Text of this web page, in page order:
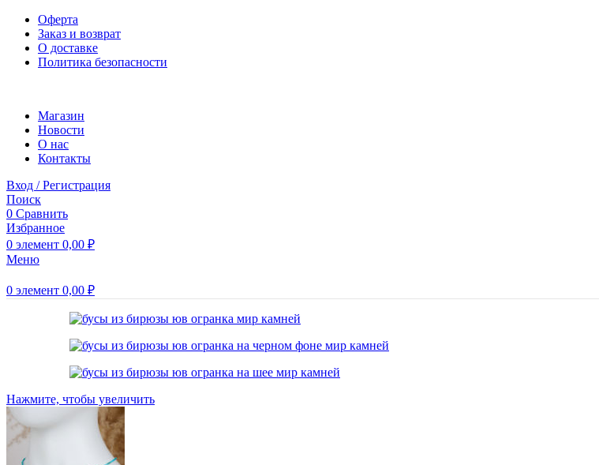
Оферта
Заказ и возврат
О доставке
Политика безопасности
Магазин
Новости
O нас
Контакты
Вход / Регистрация
Поиск
0 Сравнить
Избранное
0 элемент 0,00 ₽
Меню
0 элемент 0,00 ₽
Нажмите, чтобы увеличить